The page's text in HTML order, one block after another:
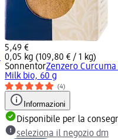
5,49 €
0,05 kg (109,80 € / 1 kg)
SonnentorZenzero Curcuma
Milk bio, 60 g
(4)
Informazioni
Disponibile per la
seleziona il negozio dm